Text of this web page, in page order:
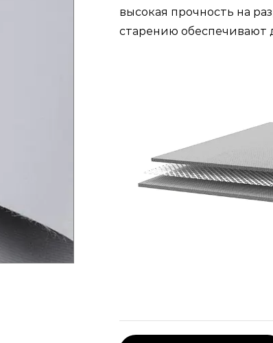
высокая прочность на
старению обеспечивают